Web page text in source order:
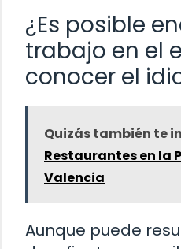
¿Es posible
trabajo en el
conocer el
Quizás también te
Restaurantes en la
Valencia
Aunque puede